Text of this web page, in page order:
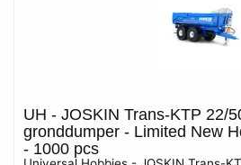
UH - JOSKIN Trans-KTP 22/
gronddumper - Limited New
- 1000 pcs